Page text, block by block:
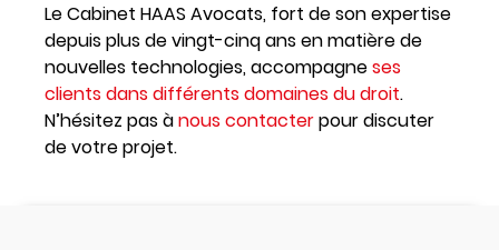
Le Cabinet HAAS Avocats, fort de son expertise
depuis plus de vingt-cinq ans en matière de
nouvelles technologies, accompagneses
clients dans différents domaines du droit.
N’hésitez pas ànous contacterpour discuter
de votre projet.